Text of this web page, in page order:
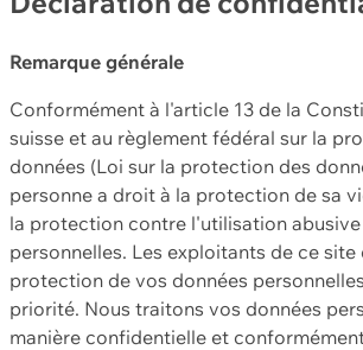
Remarque générale
Conformément à l'article 13 de la
suisse et au règlement fédéral sur la
données (Loi sur la protection des
personne a droit à la protection de sa
la protection contre l'utilisation abusive
personnelles. Les exploitants de ce
protection de vos données
priorité. Nous traitons vos données
manière confidentielle et